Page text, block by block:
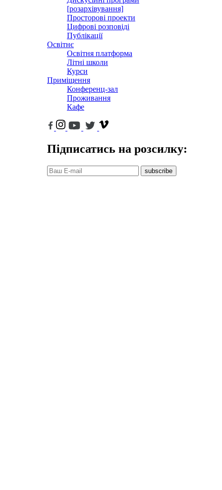
[розархівування]
Просторові проекти
Цифрові розповіді
Публікації
Освітнє
Освітня платформа
Літні школи
Курси
Приміщення
Конференц-зал
Проживання
Кафе
Підписатись на розсилку:
subscribe